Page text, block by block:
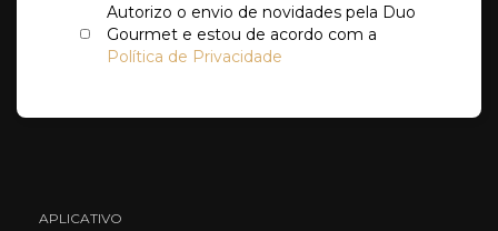
Autorizo o envio de novidades pela Duo
Gourmet e estou de acordo com a
Política de Privacidade
APLICATIVO